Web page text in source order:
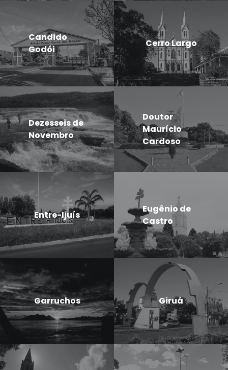
Candido
Godói
Cerro Largo
Dezesseis de
Novembro
Doutor
Maurício
Cardoso
Entre-Ijuís
Eugênio de
Castro
Garruchos Giruá